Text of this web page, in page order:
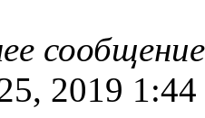
сообщение
2019 1:44